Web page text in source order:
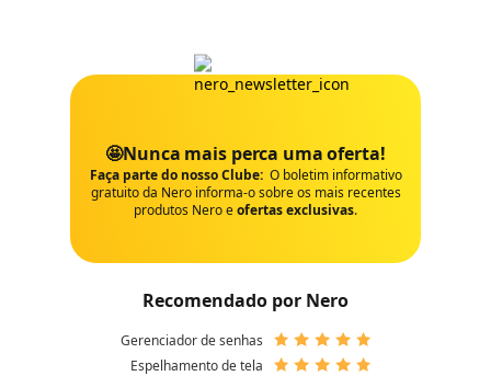
🤩Nunca mais perca uma oferta!
Faça parte do nosso Clube: O boletim informativo
gratuito da Nero informa-o sobre os mais recentes
produtos Nero eofertas exclusivas.
Recomendado por Nero
Gerenciador de senhas
Espelhamento de tela